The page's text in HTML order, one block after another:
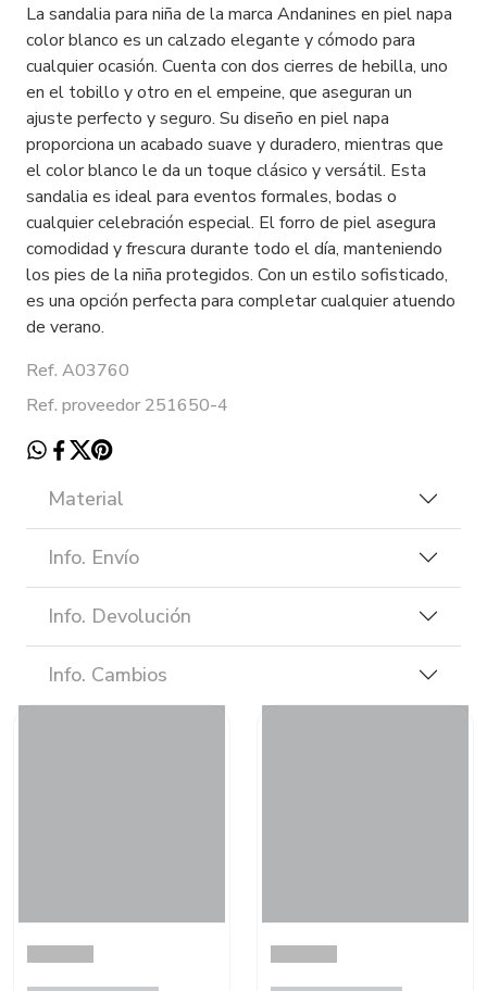
La sandalia para niña de la marca Andanines en piel napa
color blanco es un calzado elegante y cómodo para
cualquier ocasión. Cuenta con dos cierres de hebilla, uno
en el tobillo y otro en el empeine, que aseguran un
ajuste perfecto y seguro. Su diseño en piel napa
proporciona un acabado suave y duradero, mientras que
el color blanco le da un toque clásico y versátil. Esta
sandalia es ideal para eventos formales, bodas o
cualquier celebración especial. El forro de piel asegura
comodidad y frescura durante todo el día, manteniendo
los pies de la niña protegidos. Con un estilo sofisticado,
es una opción perfecta para completar cualquier atuendo
de verano.
Ref. A03760
Ref. proveedor 251650-4
Material
Info. Envío
Info. Devolución
Info. Cambios